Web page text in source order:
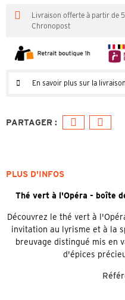
Livraison offerte à partir de
Chronopost
En savoir plus sur la
PLUS D'INFOS
Thé vert à l'Opéra - boîte
Découvrez le thé vert à
invitation au lyrisme et à la
breuvage distingué mis en
d'épices